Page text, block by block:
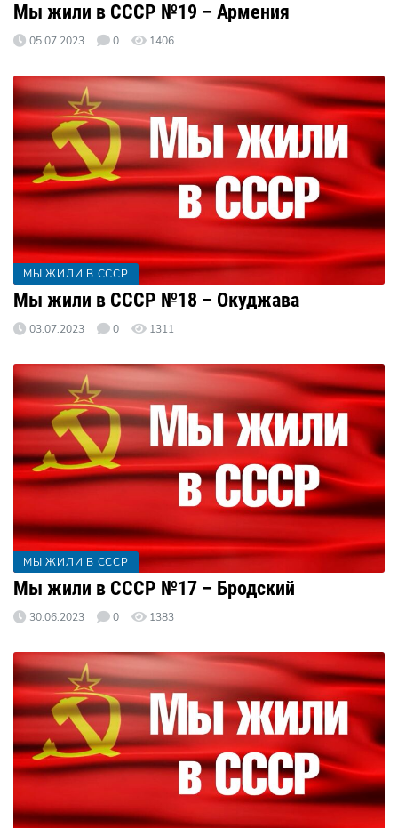
Мы жили в СССР №19 – Армения
05.07.2023 0 1406
МЫ ЖИЛИ В СССР
Мы жили в СССР №18 – Окуджава
03.07.2023 0 1311
МЫ ЖИЛИ В СССР
Мы жили в СССР №17 – Бродский
30.06.2023 0 1383